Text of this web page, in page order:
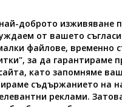
доброто изживяване
от вашето
файлове, временно
за да гарантираме
като запомняме
съдържанието на
реклами.